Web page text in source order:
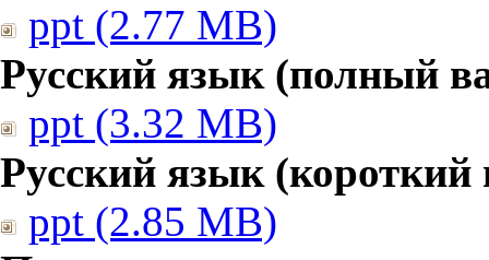
ppt (2.77 MB)
Русский язык (полный
ppt (3.32 MB)
Русский язык (короткий
ppt (2.85 MB)